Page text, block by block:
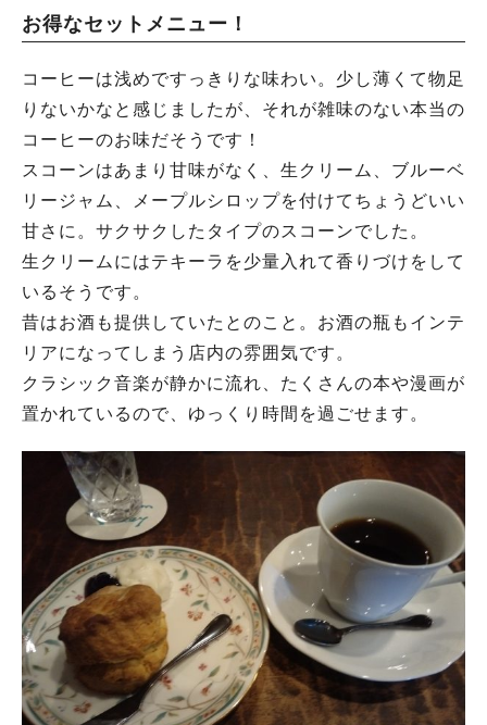
お得なセットメニュー！
コーヒーは浅めですっきりな味わい。少し薄くて物足
りないかなと感じましたが、それが雑味のない本当の
コーヒーのお味だそうです！
スコーンはあまり甘味がなく、生クリーム、ブルーベ
リージャム、メープルシロップを付けてちょうどいい
甘さに。サクサクしたタイプのスコーンでした。
生クリームにはテキーラを少量入れて香りづけをして
いるそうです。
昔はお酒も提供していたとのこと。お酒の瓶もインテ
リアになってしまう店内の雰囲気です。
クラシック音楽が静かに流れ、たくさんの本や漫画が
置かれているので、ゆっくり時間を過ごせます。